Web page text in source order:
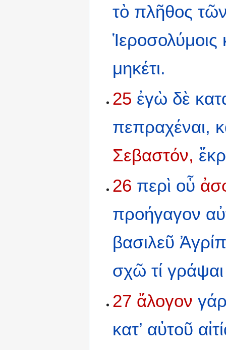
τὸ πλῆθος
Ἱεροσολύμοις
μηκέτι.
25 ἐγὼ δὲ
πεπραχέναι,
Σεβαστόν,
26 περὶ οὗ
προήγαγον
βασιλεῦ
σχῶ τί γράψαι
27 ἄλογον
κατ’ αὐτοῦ